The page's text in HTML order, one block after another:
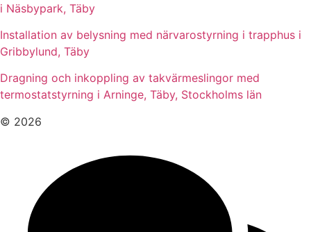
i Näsbypark, Täby
Installation av belysning med närvarostyrning i trapphus i
Gribbylund, Täby
Dragning och inkoppling av takvärmeslingor med
termostatstyrning i Arninge, Täby, Stockholms län
© 2026